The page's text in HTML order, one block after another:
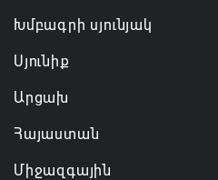
Խմբագրի սյունյակ
Սյունիք
Արցախ
Հայաստան
Միջազգային